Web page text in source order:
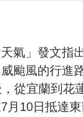
氣」發文指
颱風的行進
從宜蘭到花
月10日抵達